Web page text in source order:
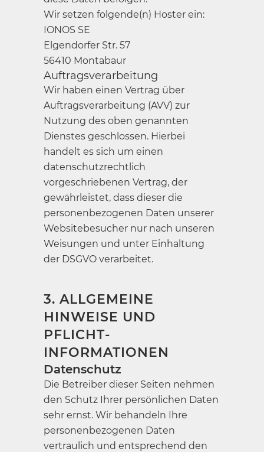
Wir setzen folgende(n) Hoster ein:
IONOS SE
Elgendorfer Str. 57
56410 Montabaur
Auftragsverarbeitung
Wir haben einen Vertrag über
Auftragsverarbeitung (AVV) zur
Nutzung des oben genannten
Dienstes geschlossen. Hierbei
handelt es sich um einen
datenschutzrechtlich
vorgeschriebenen Vertrag, der
gewährleistet, dass dieser die
personenbezogenen Daten unserer
Websitebesucher nur nach unseren
Weisungen und unter Einhaltung
der DSGVO verarbeitet.
3. ALLGEMEINE
HINWEISE UND
PFLICHT­
INFORMATIONEN
Datenschutz
Die Betreiber dieser Seiten nehmen
den Schutz Ihrer persönlichen Daten
sehr ernst. Wir behandeln Ihre
personenbezogenen Daten
vertraulich und entsprechend den